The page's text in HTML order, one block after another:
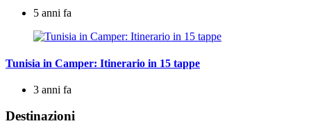
5 anni fa
Tunisia in Camper: Itinerario in 15 tappe
3 anni fa
Destinazioni